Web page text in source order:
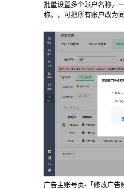
批量设置多个账户名称，
称。，可把所有账户改为
广告主账号页-「修改广告